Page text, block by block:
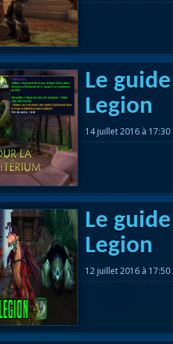
Le
Legion
14 juillet 2016 à 17:30
Le
Legion
12 juillet 2016 à 17:50